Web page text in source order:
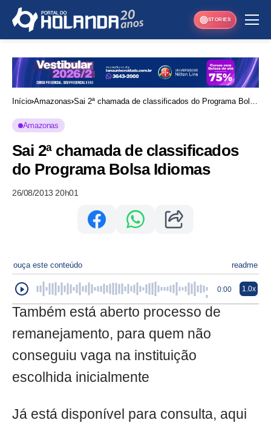
STORIES
Início Amazonas Sai 2ª chamada de classificados do Programa Bolsa
Amazonas
Sai 2ª chamada de classificados
do Programa Bolsa Idiomas
26/08/2013 20h01
ouça este conteúdo readme
0:00 1.0x
Também está aberto processo de
remanejamento, para quem não
conseguiu vaga na instituição
escolhida inicialmente
Já está disponível para consulta, aqui